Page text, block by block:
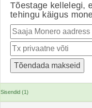
Tõestage kellelegi,
tehingu käigus
Sisendid (1)